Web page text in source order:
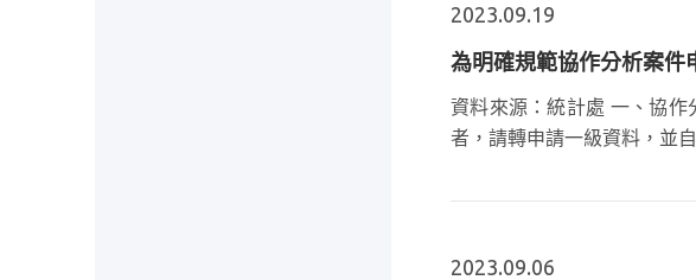
2023.09.19
為明確規範協作分析案件
資料來源：統計處 一、協
者，請轉申請一級資料，並
2023.09.06